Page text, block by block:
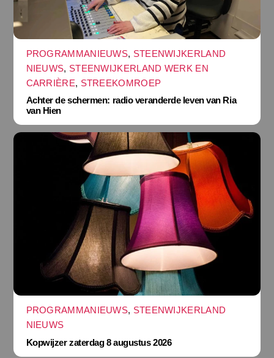
PROGRAMMANIEUWS, STEENWIJKERLAND
NIEUWS, STEENWIJKERLAND WERK EN
CARRIÈRE, STREEKOMROEP
Achter de schermen: radio veranderde leven van Ria
van Hien
PROGRAMMANIEUWS, STEENWIJKERLAND
NIEUWS
Kopwijzer zaterdag 8 augustus 2026